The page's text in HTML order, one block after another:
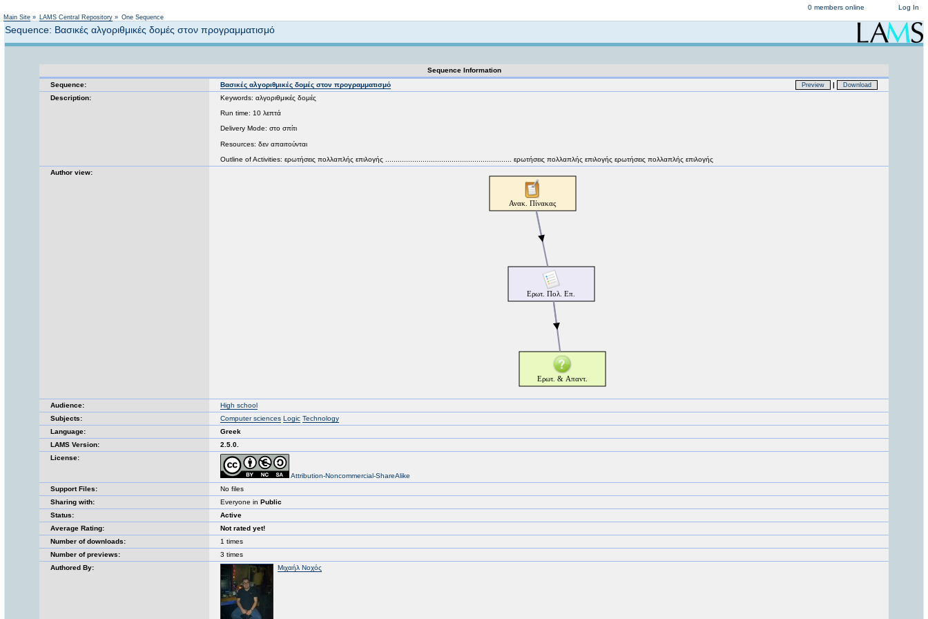
Log In
0 members online
Main Site » LAMS Central Repository » One Sequence
Sequence: Βασικές αλγοριθμικές δομές στον προγραμματισμό
Sequence Information
Sequence:
Βασικές αλγοριθμικές δομές στον προγραμματισμό Preview | Download
Description: Keywords: αλγοριθμικές δομές
Run time: 10 λεπτά
Delivery Mode: στο σπίτι
Resources: δεν απαιτούνται
Outline of Activities: ερωτήσεις πολλαπλής επιλογής ............................................................. ερωτήσεις πολλαπλής επιλογής ερωτήσεις πολλαπλής επιλογής
Author view:
Audience:
High school
Subjects:
Computer sciences Logic Technology
Language:
Greek
LAMS Version:
2.5.0.
License:
Attribution-Noncommercial-ShareAlike
Support Files:
No files
Sharing with:
Everyone in Public
Status:
Active
Average Rating:
Not rated yet!
Number of downloads:
1 times
Number of previews:
3 times
Authored By:
Μιχαήλ Νοχός